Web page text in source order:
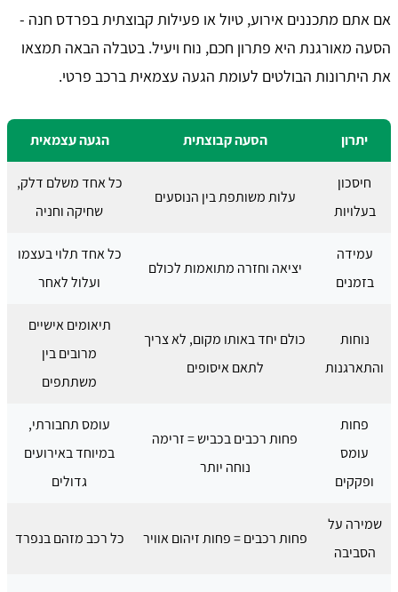
אם אתם מתכננים אירוע, טיול או פעילות קבוצתית בפרדס חנה -
הסעה מאורגנת היא פתרון חכם, נוח ויעיל. בטבלה הבאה תמצאו
את היתרונות הבולטים לעומת הגעה עצמאית ברכב פרטי.
יתרון הסעה קבוצתית הגעה עצמאית
חיסכון
בעלויות
עלות משותפת בין הנוסעים
כל אחד משלם דלק,
שחיקה וחניה
עמידה
בזמנים
יציאה וחזרה מתואמות לכולם
כל אחד תלוי בעצמו
ועלול לאחר
נוחות
והתארגנות
כולם יחד באותו מקום, לא צריך
לתאם איסופים
תיאומים אישיים
מרובים בין
משתתפים
פחות
עומס
ופקקים
פחות רכבים בכביש = זרימה
נוחה יותר
עומס תחבורתי,
במיוחד באירועים
גדולים
שמירה על
הסביבה
פחות רכבים = פחות זיהום אוויר כל רכב מזהם בנפרד